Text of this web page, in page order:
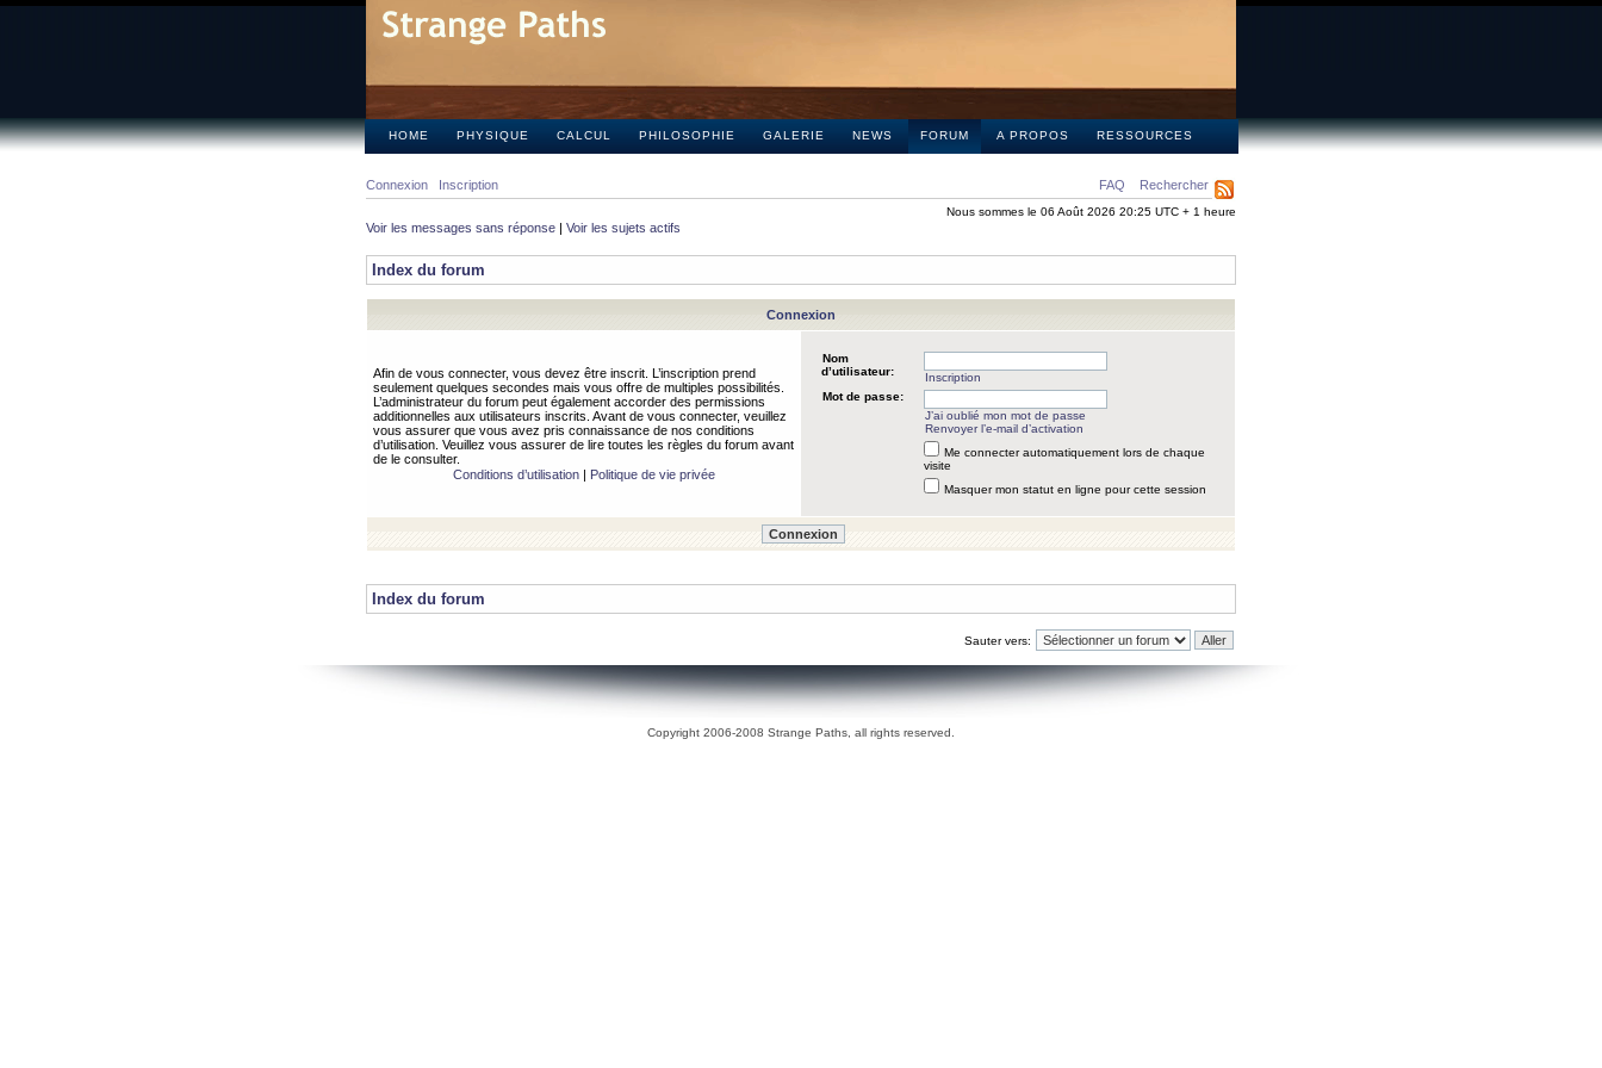
HOME PHYSIQUE CALCUL PHILOSOPHIE GALERIE NEWS FORUM A PROPOS RESSOURCES
FAQ Rechercher
Connexion Inscription
Nous sommes le 06 Août 2026 20:25 UTC + 1 heure
Voir les messages sans réponse | Voir les sujets actifs
Index du forum
Connexion
Afin de vous connecter, vous devez être inscrit. L’inscription prend
seulement quelques secondes mais vous offre de multiples possibilités.
L’administrateur du forum peut également accorder des permissions
additionnelles aux utilisateurs inscrits. Avant de vous connecter, veuillez
vous assurer que vous avez pris connaissance de nos conditions
d’utilisation. Veuillez vous assurer de lire toutes les règles du forum avant
de le consulter.
Conditions d’utilisation| Politique de vie privée
Nom
d’utilisateur:
Inscription
Mot de passe:
J’ai oublié mon mot de passe
Renvoyer l’e-mail d’activation
Me connecter automatiquement lors de chaque
visite
Masquer mon statut en ligne pour cette session
Index du forum
Sauter vers:
Copyright 2006-2008 Strange Paths, all rights reserved.